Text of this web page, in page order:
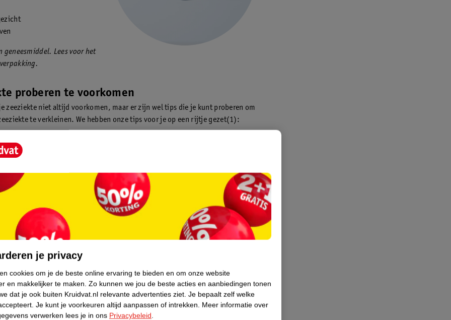
geneesmiddel. Lees voor het
proberen te voorkomen
zeeziekte niet altijd voorkomen, maar er zijn wel tips die je kunt proberen om
te verkleinen. We hebben onze tips voor je op een rijtje gezet(1):
voor vertrek en vermijd alcohol.
kiezen, ga dan voor een groter schip of een ferry in plaats van een klein
Een zwaarder schip ligt dieper in het water, waardoor je de schommelingen
het begin van je boottocht buiten zitten. Zorg dat je in de frisse buitenlucht zit,
bij de motor.
vast punt aan de horizon, ga niet lezen en kijk niet op een scherm.
of doe je ogen dicht als je je draaierig voelt worden.
een lichte maaltijd tijdens je boottocht en drink voldoende. Drink geen alcohol
dranken.
je privacy
cookies om je de beste online ervaring te bieden en om onze website
en makkelijker te maken. Zo kunnen we jou de beste acties en aanbiedingen tonen
dat je ook buiten Kruidvat.nl relevante advertenties ziet. Je bepaalt zelf welke
Je kunt je voorkeuren altijd aanpassen of intrekken. Meer informatie over
verwerken lees je in ons Privacybeleid.